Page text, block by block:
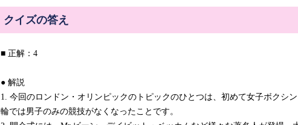
クイズの答え
■ 正解：4
● 解説
1. 今回のロンドン・オリンピックのトピックのひとつは、初めて女子ボクシ
輪では男子のみの競技がなくなったことです。